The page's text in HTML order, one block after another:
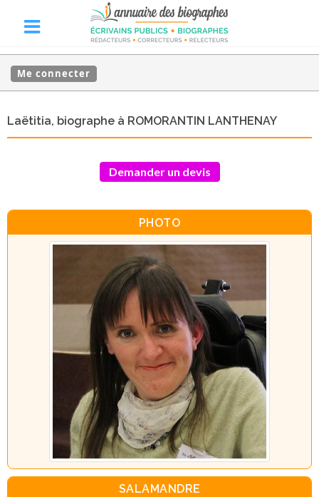
Me connecter
Laëtitia, biographe à ROMORANTIN LANTHENAY
Demander un devis
PHOTO
SALAMANDRE